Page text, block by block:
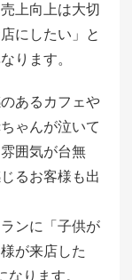
上向上は大切
にしたい」と
ります。
あるカフェや
ゃんが泣いて
囲気が台無
るお客様も出
ンに「子供が
が来店した
ります。